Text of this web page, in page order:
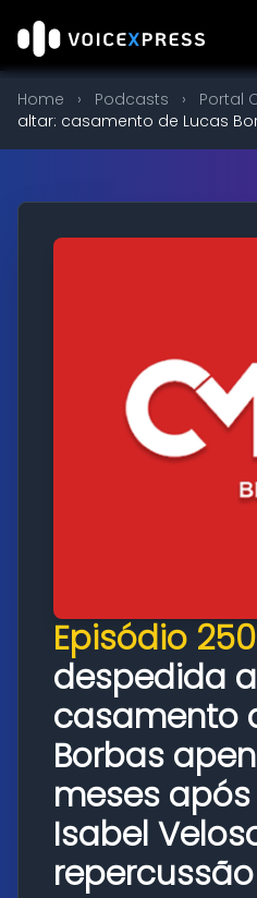
Home › Podcasts › Portal
altar: casamento de Lucas
Episódio
despedida
casamento
Borbas
meses
Isabel
repercussão